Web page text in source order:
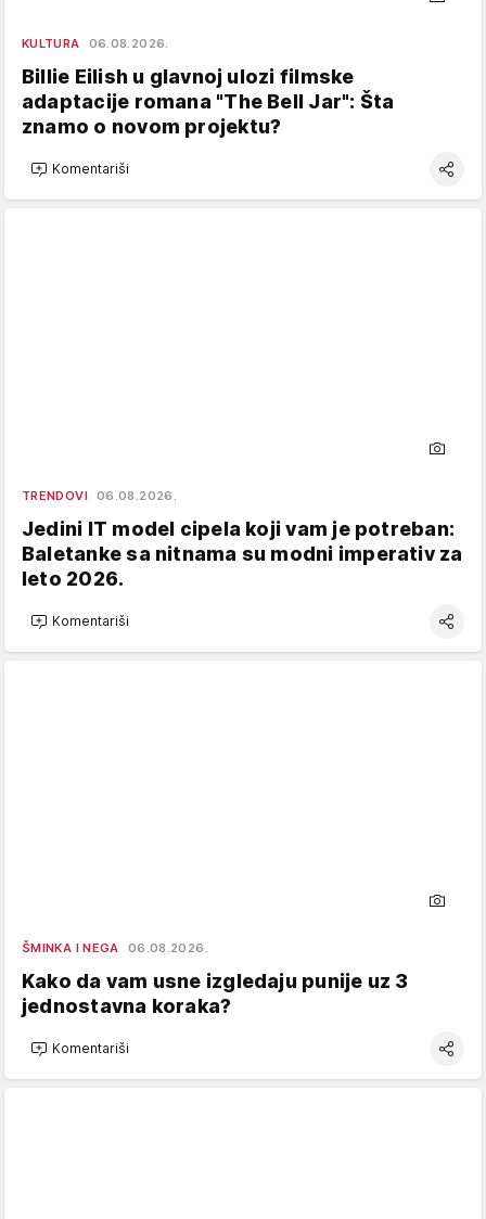
KULTURA 06.08.2026.
Billie Eilish u glavnoj ulozi filmske
adaptacije romana "The Bell Jar": Šta
znamo o novom projektu?
Komentariši
TRENDOVI 06.08.2026.
Jedini IT model cipela koji vam je potreban:
Baletanke sa nitnama su modni imperativ za
leto 2026.
Komentariši
ŠMINKA I NEGA 06.08.2026.
Kako da vam usne izgledaju punije uz 3
jednostavna koraka?
Komentariši